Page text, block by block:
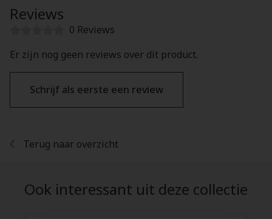
Reviews
0 Reviews
Er zijn nog geen reviews over dit product.
Schrijf als eerste een review
Terug naar overzicht
Ook interessant uit deze collectie